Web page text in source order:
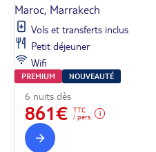
Maroc, Marrakech
Vols et transferts inclus
Petit déjeuner
Wifi
PREMIUM NOUVEAUTÉ
6 nuits dès
861€
TTC
/ pers.